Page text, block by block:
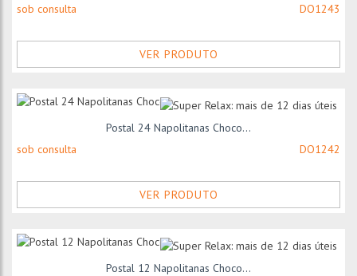
sob consulta
DO1243
VER PRODUTO
Postal 24 Napolitanas Choco...
sob consulta
DO1242
VER PRODUTO
Postal 12 Napolitanas Choco...